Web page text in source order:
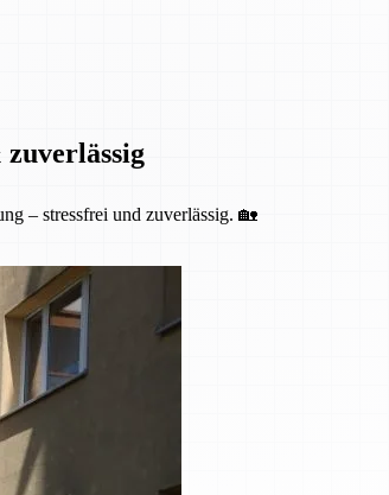
– stressfrei und zuverlässig. 🏡